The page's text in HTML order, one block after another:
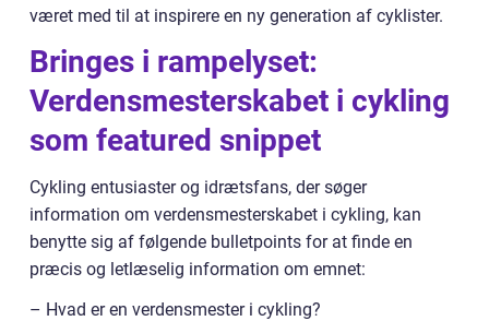
været med til at inspirere en ny generation af cyklister.
Bringes i rampelyset:
Verdensmesterskabet i cykling
som featured snippet
Cykling entusiaster og idrætsfans, der søger
information om verdensmesterskabet i cykling, kan
benytte sig af følgende bulletpoints for at finde en
præcis og letlæselig information om emnet:
– Hvad er en verdensmester i cykling?